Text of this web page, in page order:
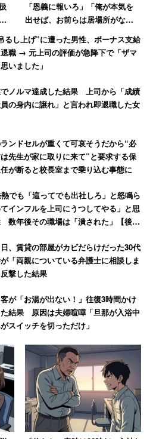
世帯の増加や住民同士の人間関
々な要因でその存在意義が疑問
2005年には、町内会は「強制
退は自由」という司法の判断も
る程度は近所付き合い
人も
に入っていてメリットを感じた
って、若い時は思ってたけ
んとかお友達とか、人との
なぁと痛感してる」
ってるから何かあっても頼
からどこの横断歩道にも立
してます」
の役員を務めたときは、面倒で
機会のない地域の方々と顔見知
ました。
「恩義に報いろ」「俺が本気を
出せば、お前らは居場所がなく
なる」発言 激怒した男性、社
長を罵倒して退職【後編】
るし上げ”に遭った男性、ボーナス支給
職 → 元上司の評価が急降下で「ザマ
いました」
ノルマ達成した結果 上司から「成績
の身内に譲れ」と言われ即退職した女
ンドセルが重くて可哀そうだから“必
先生が家に取りに来て”と要求する保
が断ると校長室まで乗り込む事態に
でも「這ってでも出社しろ」と怒鳴ら
インフルを上司にうつしてやる」と思
数年後その職場は「潰された」【後
、賃貸の部屋がカビだらけだった30代
「両親についている弁護士に相談しま
撃した結果
が「お湯が出ない！」往復3時間かけ
結果 原因は夫婦喧嘩「旦那が入浴中
スイッチを切っただけ」